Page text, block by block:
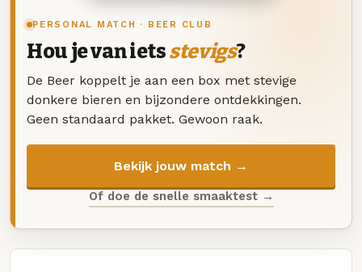
PERSONAL MATCH · BEER CLUB
Hou je van ietsstevigs?
De Beer koppelt je aan een box met stevige
donkere bieren en bijzondere ontdekkingen.
Geen standaard pakket. Gewoon raak.
Bekijk jouw match →
Of doe de snelle smaaktest →